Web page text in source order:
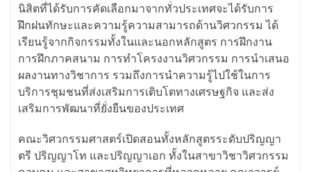
นิสิตที่ได้รับการคัดเลือกมาจากทั่วประเทศจะได้รับการ
ฝึกฝนทักษะและความรู้ความสามารถด้านวิศวกรรม ได้
เรียนรู้จากกิจกรรมทั้งในและนอกหลักสูตร การฝึกงาน
การฝึกภาคสนาม การทำโครงงานวิศวกรรม การนำเสนอ
ผลงานทางวิชาการ รวมถึงการนำความรู้ไปใช้ในการ
บริการชุมชนที่ส่งเสริมการเติบโตทางเศรษฐกิจ และส่ง
เสริมการพัฒนาที่ยั่งยืนของประเทศ
คณะวิศวกรรมศาสตร์เปิดสอนทั้งหลักสูตรระดับปริญญา
ตรี ปริญญาโท และปริญญาเอก ทั้งในสาขาวิชาวิศวกรรม